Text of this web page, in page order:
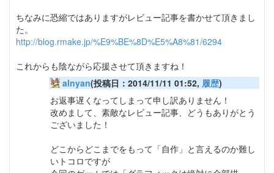
ちなみに恐縮ではありますがレビュー記事を書かせて頂きまし
た。
http://blog.rmake.jp/%E9%BE%8D%E5%A8%81/6294
これからも陰ながら応援させて頂きますね！
alnyan(投稿日：2014/11/11 01:52, 履歴)
お返事遅くなってしまって申し訳ありません！
改めまして、素敵なレビュー記事、どうもありがとう
ございました！
どこからどこまでをもって「自作」と言えるのか難し
いトコロですが